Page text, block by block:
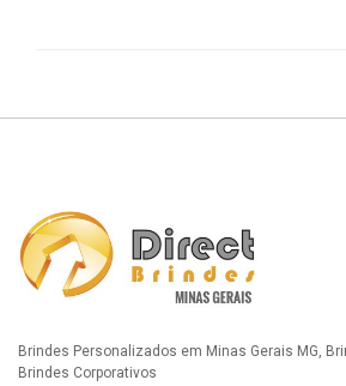
Brindes Personalizados em Minas Gerais MG,
Brindes Corporativos